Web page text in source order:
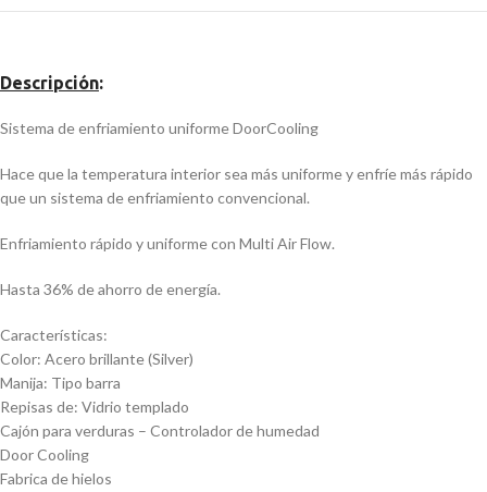
Descripción:
Sistema de enfriamiento uniforme DoorCooling
Hace que la temperatura interior sea más uniforme y enfríe más rápido
que un sistema de enfriamiento convencional.
Enfriamiento rápido y uniforme con Multi Air Flow.
Hasta 36% de ahorro de energía.
Características:
Color: Acero brillante (Silver)
Manija: Tipo barra
Repisas de: Vidrio templado
Cajón para verduras – Controlador de humedad
Door Cooling
Fabrica de hielos